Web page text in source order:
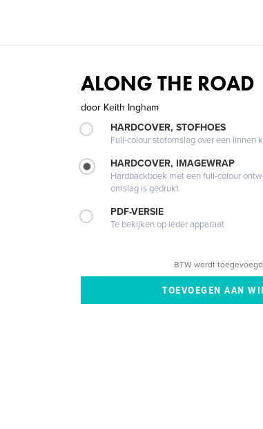
ALONG THE ROAD
door Keith Ingham
HARDCOVER, STOFHOES
Full-colour stofomslag over een linnen
HARDCOVER, IMAGEWRAP
Hardbackboek met een full-colour
omslag is gedrukt
PDF-VERSIE
Te bekijken op ieder apparaat
BTW wordt